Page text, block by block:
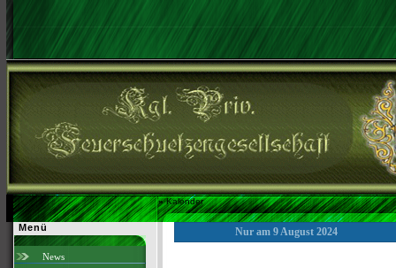
»Kalender
Menü
News
Nur am 9 August 2024